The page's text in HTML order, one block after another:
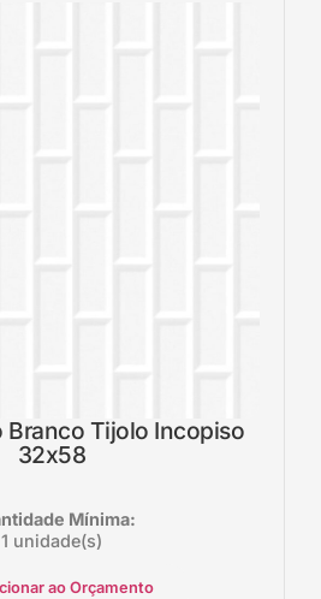
Branco Tijolo Incopiso
32x58
Mínima:
1 unidade(s)
ao Orçamento